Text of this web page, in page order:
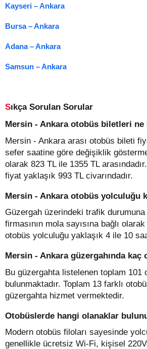
Kayseri – Ankara
Bursa – Ankara
Adana – Ankara
Samsun – Ankara
Sıkça Sorulan Sorular
Mersin - Ankara otobüs biletleri ne
Mersin - Ankara arası otobüs bileti
sefer saatine göre değişiklik
olarak 823 TL ile 1355 TL
fiyat yaklaşık 993 TL civarındadır.
Mersin - Ankara otobüs yolculuğu
Güzergah üzerindeki trafik
firmasının mola sayısına bağlı
otobüs yolculuğu yaklaşık 4 ile 10
Mersin - Ankara güzergahında
Bu güzergahta listelenen toplam 101
bulunmaktadır. Toplam 13 farklı
güzergahta hizmet vermektedir.
Otobüslerde hangi olanaklar
Modern otobüs filoları sayesinde
genellikle ücretsiz Wi-Fi, kişisel